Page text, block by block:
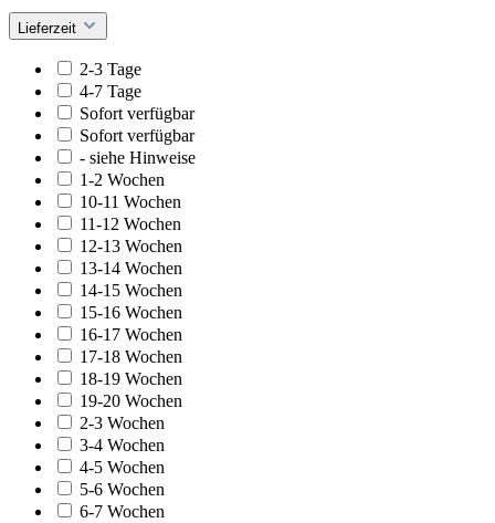
Lieferzeit
2-3 Tage
4-7 Tage
Sofort verfügbar
Sofort verfügbar
- siehe Hinweise
1-2 Wochen
10-11 Wochen
11-12 Wochen
12-13 Wochen
13-14 Wochen
14-15 Wochen
15-16 Wochen
16-17 Wochen
17-18 Wochen
18-19 Wochen
19-20 Wochen
2-3 Wochen
3-4 Wochen
4-5 Wochen
5-6 Wochen
6-7 Wochen